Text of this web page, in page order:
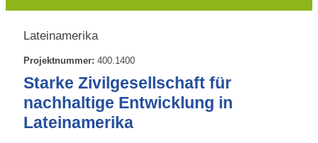
Lateinamerika
Projektnummer: 400.1400
Starke Zivilgesellschaft für
nachhaltige Entwicklung in
Lateinamerika